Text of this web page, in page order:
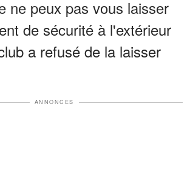
ne peux pas vous laisser
de sécurité à l'extérieur
a refusé de la laisser
ANNONCES